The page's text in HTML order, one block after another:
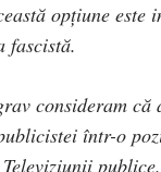
opţiune este
fascistă.
consideram că
într-o
publice.